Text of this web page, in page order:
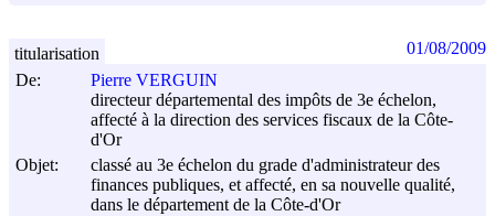
De:
Pierre VERGUIN
directeur départemental des impôts de 3e échelon,
affecté à la direction des services fiscaux de la Côte-
d'Or
Objet:
classé au 3e échelon du grade d'administrateur des
finances publiques, et affecté, en sa nouvelle qualité,
dans le département de la Côte-d'Or
titularisation 01/08/2009